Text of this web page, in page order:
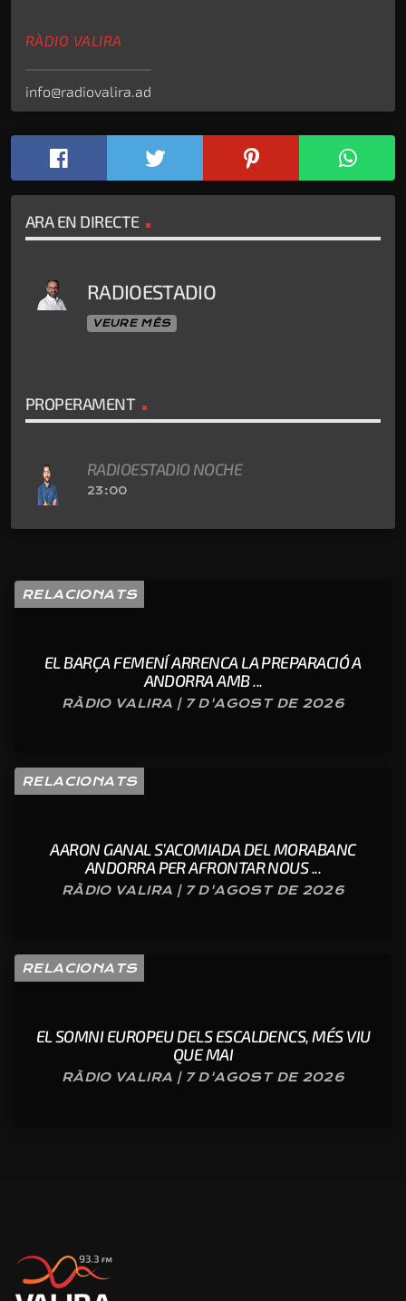
RÀDIO VALIRA
info@radiovalira.ad
ARA EN DIRECTE
RADIOESTADIO
VEURE MÉS
PROPERAMENT
RADIOESTADIO NOCHE
23:00
RELACIONATS
EL BARÇA FEMENÍ ARRENCA LA PREPARACIÓ A
ANDORRA AMB ...
RÀDIO VALIRA | 7 D'AGOST DE 2026
RELACIONATS
AARON GANAL S’ACOMIADA DEL MORABANC
ANDORRA PER AFRONTAR NOUS ...
RÀDIO VALIRA | 7 D'AGOST DE 2026
RELACIONATS
EL SOMNI EUROPEU DELS ESCALDENCS, MÉS VIU
QUE MAI
RÀDIO VALIRA | 7 D'AGOST DE 2026